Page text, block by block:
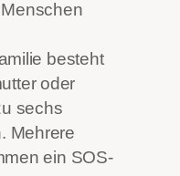
besteht
oder
sechs
Mehrere
ein SOS-